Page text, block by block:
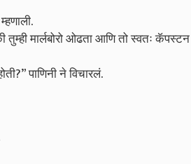
तुम्ही मार्लबोरो ओढता आणि तो स्वतः
पाणिनी ने विचारलं.